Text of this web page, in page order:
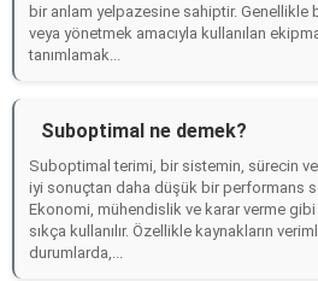
bir anlam yelpazesine sahiptir. Genellikle
veya yönetmek amacıyla kullanılan
tanımlamak...
Suboptimal ne demek?
Suboptimal terimi, bir sistemin, sürecin
iyi sonuçtan daha düşük bir performans
Ekonomi, mühendislik ve karar verme
sıkça kullanılır. Özellikle kaynakların
durumlarda,...